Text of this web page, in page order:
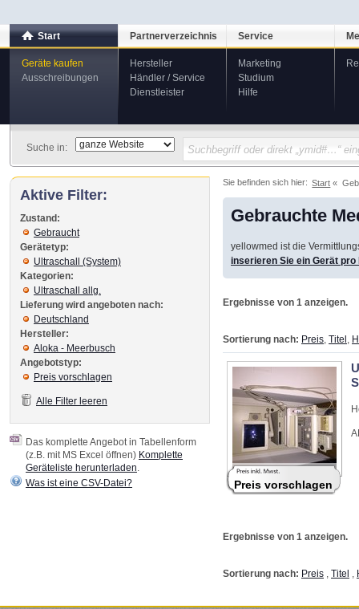
Start
Geräte kaufen
Ausschreibungen
Partnerverzeichnis
Hersteller
Händler / Service
Dienstleister
Service
Marketing
Studium
Hilfe
Suche in:
Sie befinden sich hier: Start
Gebrauchte
yellowmed ist die
inserieren Sie ein Gerät
Ergebnisse von 1 anzeigen.
Sortierung nach: Preis Titel
Preis vorschlagen
Ergebnisse von 1 anzeigen.
Sortierung nach: Preis , Titel ,
Aktive Filter:
Zustand:
Gebraucht
Gerätetyp:
Ultraschall (System)
Kategorien:
Ultraschall allg.
Lieferung wird angeboten nach:
Deutschland
Hersteller:
Aloka - Meerbusch
Angebotstyp:
Preis vorschlagen
Alle Filter leeren
Das komplette Angebot in Tabellenform
(z.B. mit MS Excel öffnen) Komplette
Geräteliste herunterladen
Was ist eine CSV-Datei?